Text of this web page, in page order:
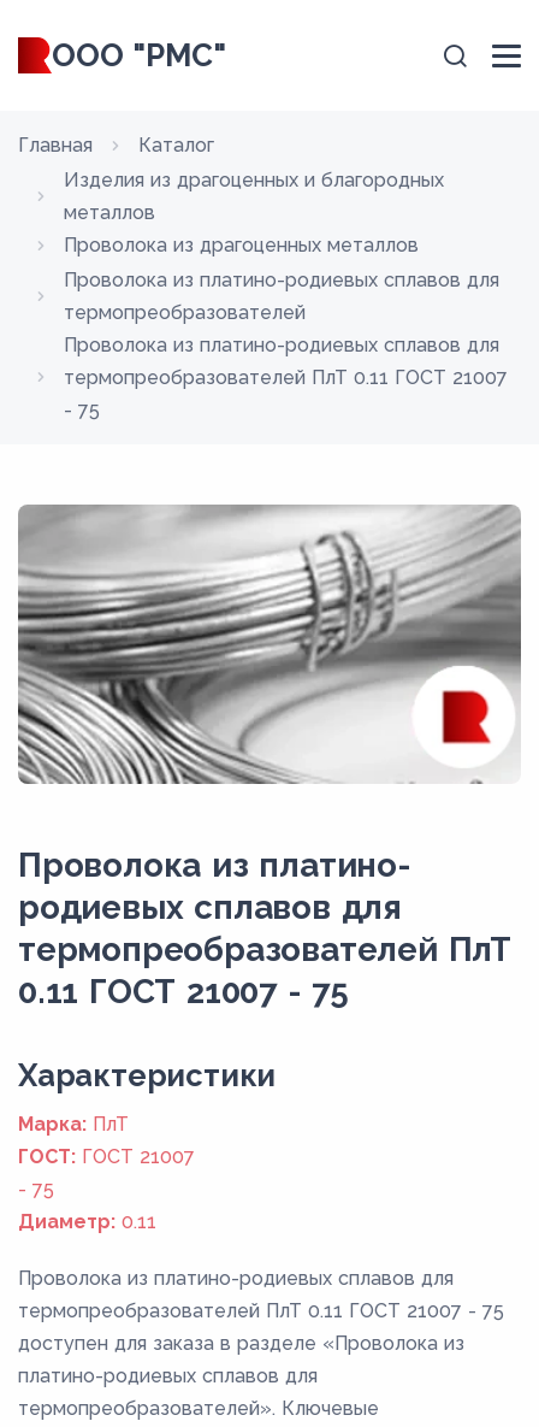
ООО "РМС"
Главная
Каталог
Изделия из драгоценных и благородных
металлов
Проволока из драгоценных металлов
Проволока из платино-родиевых сплавов для
термопреобразователей
Проволока из платино-родиевых сплавов для
термопреобразователей ПлТ 0.11 ГОСТ 21007
- 75
Проволока из платино-
родиевых сплавов для
термопреобразователей ПлТ
0.11 ГОСТ 21007 - 75
Xарактеристики
Марка: ПлТ
ГОСТ: ГОСТ 21007
- 75
Диаметр: 0.11
Проволока из платино-родиевых сплавов для
термопреобразователей ПлТ 0.11 ГОСТ 21007 - 75
доступен для заказа в разделе «Проволока из
платино-родиевых сплавов для
термопреобразователей». Ключевые